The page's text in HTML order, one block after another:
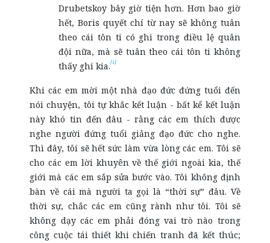
Drubetskoy bây giờ tiện hơn. Hơn bao giờ
hết, Boris quyết chí từ nay sẽ không tuân
theo cái tôn ti có ghi trong điều lệ quân
đội nữa, mà sẽ tuân theo cái tôn ti không
thấy ghi kia.[1]
Khi các em mời một nhà đạo đức đứng tuổi đến
nói chuyện, tôi tự khắc kết luận - bất kể kết luận
này khó tin đến đâu - rằng các em thích được
nghe người đứng tuổi giảng đạo đức cho nghe.
Thì đây, tôi sẽ hết sức làm vừa lòng các em. Tôi sẽ
cho các em lời khuyên về thế giới ngoài kia, thế
giới mà các em sắp sửa bước vào. Tôi không định
bàn về cái mà người ta gọi là “thời sự” đâu. Về
thời sự, chắc các em cũng rành như tôi. Tôi sẽ
không dạy các em phải đóng vai trò nào trong
công cuộc tái thiết khi chiến tranh đã kết thúc;